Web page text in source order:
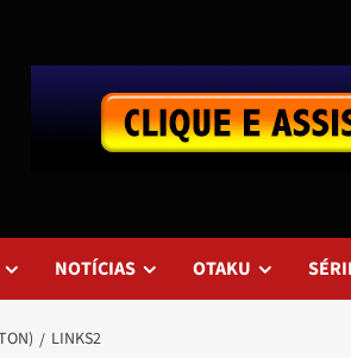
NOTÍCIAS OTAKU
LINKS2